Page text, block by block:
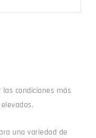
condiciones más
una variedad de